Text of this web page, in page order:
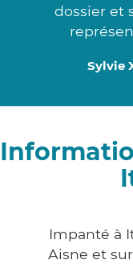
dossier et
Sylvie
Impanté à
Aisne et